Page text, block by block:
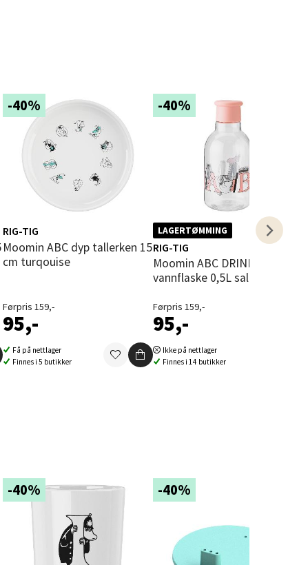
-40%
RIG-TIG
Moomin ABC dyp tallerken 15
cm turqouise
Førpris 159,-
95,-
Få på nettlager
Finnes i 5 butikker
-40%
LAGERTØMMING
RIG-TIG
Moomin ABC DRINK-IT
vannflaske 0,5L salmon
Førpris 159,-
95,-
Ikke på nettlager
Finnes i 14 butikker
-40% -40%